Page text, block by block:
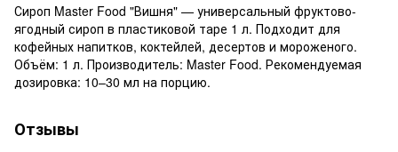
Сироп Master Food "Вишня" — универсальный фруктово-
ягодный сироп в пластиковой таре 1 л. Подходит для
кофейных напитков, коктейлей, десертов и мороженого.
Объём: 1 л. Производитель: Master Food. Рекомендуемая
дозировка: 10–30 мл на порцию.
Отзывы